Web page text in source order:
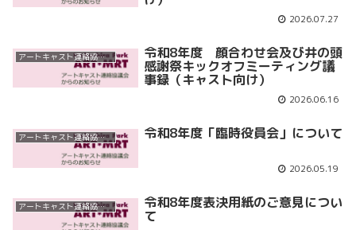
2026.07.27
アートキャスト連絡協議会 令和8年度 顔合わせ会及び井の頭
感謝祭キックオフミーティング議
事録（キャスト向け）
2026.06.16
アートキャスト連絡協議会 令和8年度「臨時役員会」について
2026.05.19
アートキャスト連絡協議会 令和8年度表決用紙のご意見につい
て